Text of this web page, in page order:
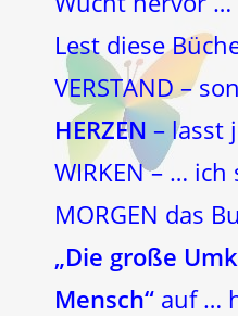
Lest diese
VERSTAND –
HERZEN – lasst
WIRKEN – … ich
MORGEN das
„Die große
Mensch“ auf …